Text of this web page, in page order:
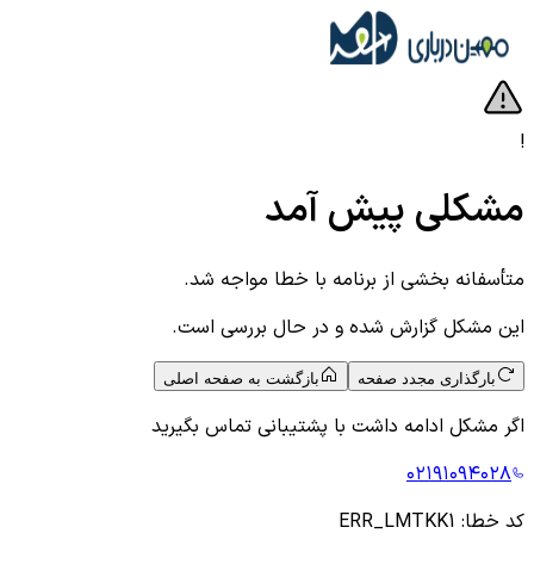
!
مشکلی پیش آمد
متأسفانه بخشی از برنامه با خطا مواجه شد.
این مشکل گزارش شده و در حال بررسی است.
بارگذاری مجدد صفحه بازگشت به صفحه اصلی
اگر مشکل ادامه داشت با پشتیبانی تماس بگیرید
۰۲۱۹۱۰۹۴۰۲۸
کد خطا: ERR_LMTKK1